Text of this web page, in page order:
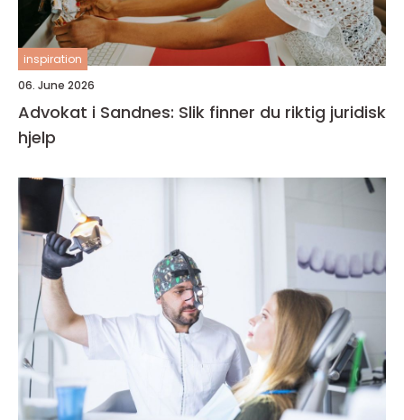
inspiration
06. June 2026
Advokat i Sandnes: Slik finner du riktig juridisk
hjelp